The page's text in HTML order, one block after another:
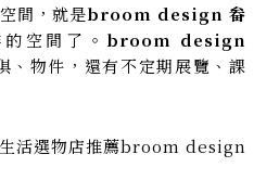
間，就是broom design 畚
的空間了。 broom design
、物件，還有不定期展覽、課